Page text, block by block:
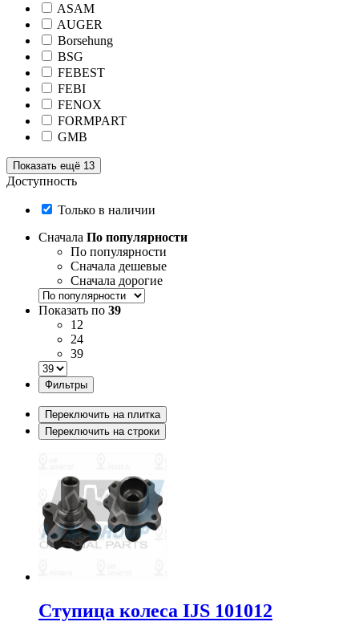
ASAM
AUGER
Borsehung
BSG
FEBEST
FEBI
FENOX
FORMPART
GMB
Показать ещё 13
Доступность
Только в наличии
Сначала По популярности
По популярности
Сначала дешевые
Сначала дорогие
Показать по 39
12
24
39
Фильтры
Переключить на плитка
Переключить на строки
Ступица колеса IJS 101012